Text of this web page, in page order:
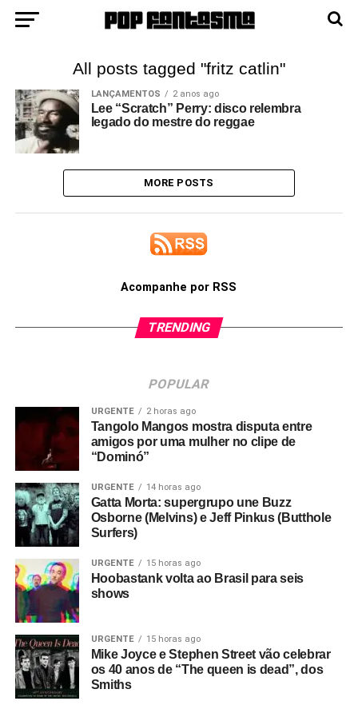
All posts tagged "fritz catlin"
LANÇAMENTOS 2 anos ago
Lee “Scratch” Perry: disco relembra
legado do mestre do reggae
MORE POSTS
Acompanhe por RSS
TRENDING
POPULAR
URGENTE 2 horas ago
Tangolo Mangos mostra disputa entre
amigos por uma mulher no clipe de
“Dominó”
URGENTE 14 horas ago
Gatta Morta: supergrupo une Buzz
Osborne (Melvins) e Jeff Pinkus (Butthole
Surfers)
URGENTE 15 horas ago
Hoobastank volta ao Brasil para seis
shows
URGENTE 15 horas ago
Mike Joyce e Stephen Street vão celebrar
os 40 anos de “The queen is dead”, dos
Smiths